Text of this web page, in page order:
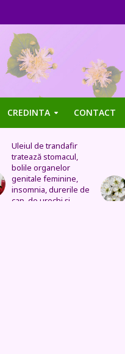
CREDINTA CONTACT
Florile păducelului
sunt cele mai
puternice
medicamente
naturale în tratarea
bolilor de inimă şi a